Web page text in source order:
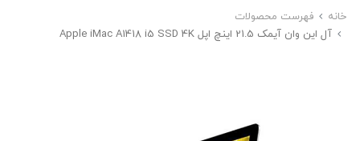
خانه
فهرست محصولات
آل این وان آیمک 21.5 اینچ اپل Apple iMac A1418 i5 SSD 4K